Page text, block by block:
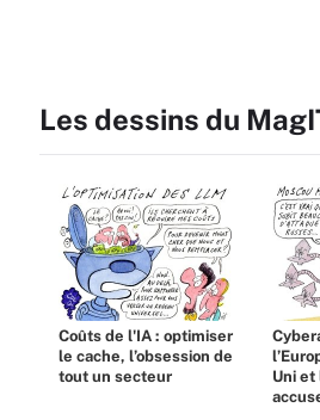
Les dessins du
Coûts de l'IA : optimiser
le cache, l’obsession de
tout un secteur
Uni et